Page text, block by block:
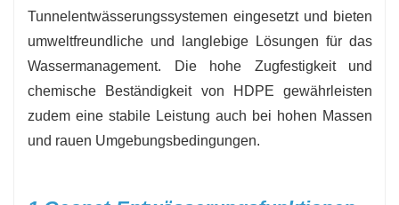
Lange Trägerlebensdauer : Beständig
gegenüber Alterung, Witterungseinflüssen und
organischen Einflüssen.
Tunnelentwässerungssystemen eingesetzt und bieten
umweltfreundliche und langlebige Lösungen für das
Wassermanagement. Die hohe Zugfestigkeit und
chemische Beständigkeit von HDPE gewährleisten
zudem eine stabile Leistung auch bei hohen Massen
und rauen Umgebungsbedingungen.